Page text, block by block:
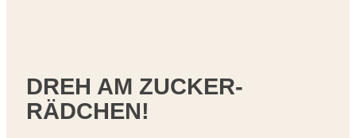
DREH AM ZUCKER-
RÄDCHEN!